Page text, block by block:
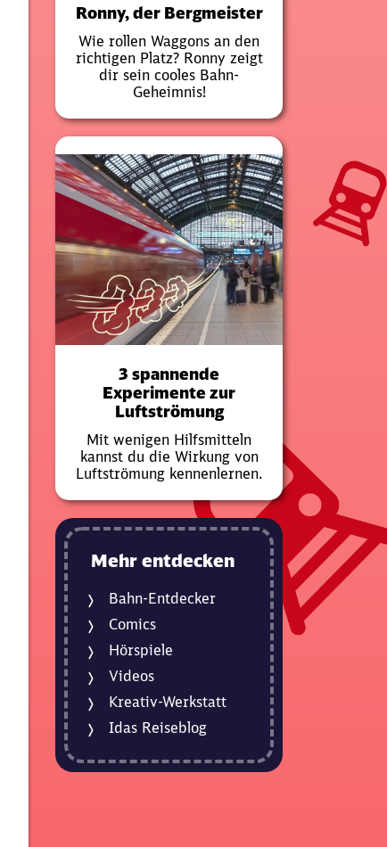
Ronny, der Bergmeister
Wie rollen Waggons an den
richtigen Platz? Ronny zeigt
dir sein cooles Bahn-
Geheimnis!
3 spannende
Experimente zur
Luftströmung
Mit wenigen Hilfsmitteln
kannst du die Wirkung von
Luftströmung kennenlernen.
Mehr entdecken
Bahn-Entdecker
Comics
Hörspiele
Videos
Kreativ-Werkstatt
Idas Reiseblog